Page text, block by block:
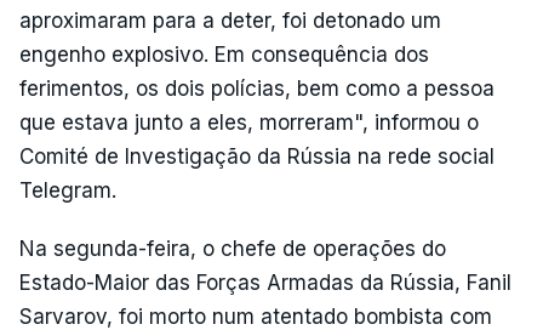
aproximaram para a deter, foi detonado um
engenho explosivo. Em consequência dos
ferimentos, os dois polícias, bem como a pessoa
que estava junto a eles, morreram", informou o
Comité de Investigação da Rússia na rede social
Telegram.
Na segunda-feira, o chefe de operações do
Estado-Maior das Forças Armadas da Rússia, Fanil
Sarvarov, foi morto num atentado bombista com